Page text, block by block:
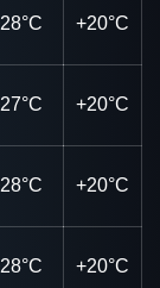
+20°C
+20°C
+20°C
+20°C